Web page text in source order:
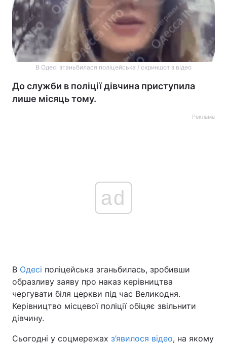
В Одесі зганьбилася поліцейська / скриншот з відео
До служби в поліції дівчина приступила
лише місяць тому.
Реклама
ad
В Одесі поліцейська зганьбилась, зробивши
образливу заяву про наказ керівництва
чергувати біля церкви під час Великодня.
Керівництво місцевої поліції обіцяє звільнити
дівчину.
Сьогодні у соцмережах з’явилося відео, на якому